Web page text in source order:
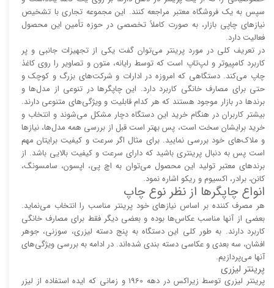
سپس به یک فروشگاه معتبر مراجعه کنند. این مجموعه تجاری با تشخیص
نیاز‌‌های چاپی بازار، به صورت کاملاً تخصصی در حوزه تأمین این محصول
فعالیت دارد.
در تعریف کلی در مورد پرینتر می‌توان گفت یکی از تجهیزات جانبی و پر
کاربرد کامپیوتر و لپ‌تاپ است که توسط رایانه، متون و تصاویر را روی کاغذ
چاپ می‌کند. دستگاهی که امروزه در ادارات و شرکت‌های بزرگ و کوچک و
حتی برای مصارف خانگی کاربرد دارد. این چاپگر‌ها در تنوعی از مدل‌ها و
برند‌ها در بازار موجود هستند که هر کدام قابلیت و ویژگی‌های متنوعی دارند.
بیشتر کاربران در هنگام خرید این دستگاه دچار مشکل می‌شوند و انتخاب و
خرید برایشان سخت است، پس بهتر است قبل از بررسی همه مدل‌ها، نیاز‌ها
و ملاک‌های خود بررسی نمایید. برای مثال اگر سرعت و کیفیت برایتان مهم
است پس به دنبال پرینتری باشید که دارای سرعت و کیفیت بالایی باشد. از
برند‌های معتبر تولید این محصول می‌توان به اچ پی، اپسون، سامسونگ،
کانن، برادر، اکسیوم و ریکو اشاره نمود.
انواع چاپگر‌ها از نظر نوع چاپ
هر مصرف کننده بر اساس نیاز‌های خود پرینتر مناسب را انتخاب می‌نماید.
بعضی از آنها مناسب عکاس‌ها بوده و بعضی دیگر فقط برای مصارف خانگی
کاربرد دارند. به طور کلی این دستگاه به پنج دسته لیزری، سوزنی، جوهر
افشان، سه بعدی و عکاسی دسته بندی شده‌اند. در ادامه به بررسی ویژگی‌های
آنها می‌پردازیم.
پرینتر لیزری
پرینتر لیزری توسط زیراکس در دهه 1960 و زمانی که ایده استفاده از لیزر